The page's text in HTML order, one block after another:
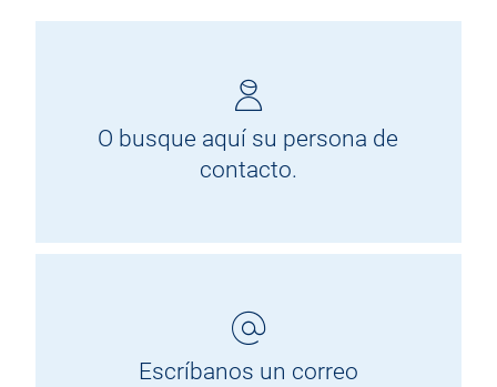
O busque aquí su persona de
contacto.
Escríbanos un correo